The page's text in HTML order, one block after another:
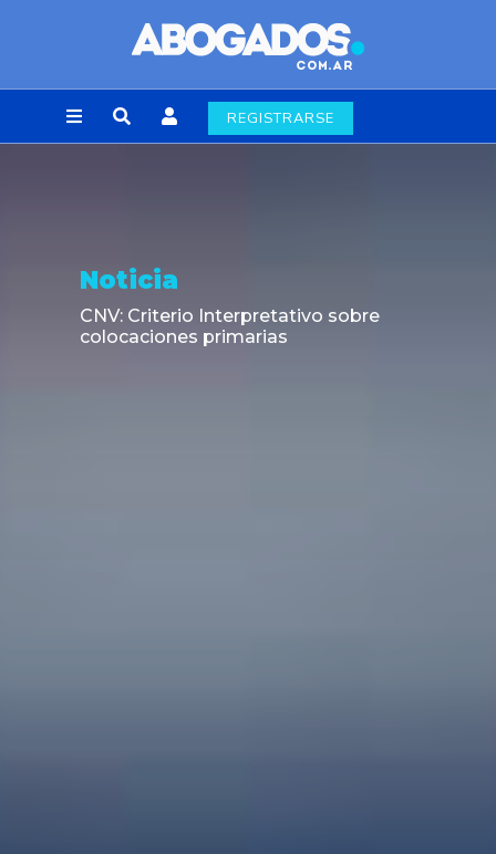
REGISTRARSE
Noticia
CNV: Criterio Interpretativo sobre
colocaciones primarias